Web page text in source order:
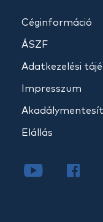
Céginformáció
ÁSZF
Adatkezelési
Impresszum
Elállás